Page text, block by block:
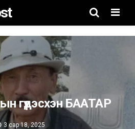
Menu
гүдэсхэн БААТАР
3 сар 18, 2025